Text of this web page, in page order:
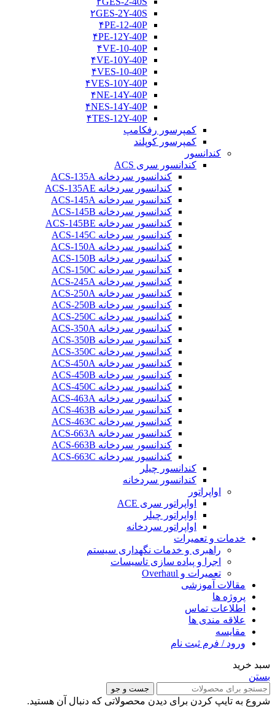
۲GES-2Y-40S
۴PE-12-40P
۴PE-12Y-40P
۴VE-10-40P
۴VE-10Y-40P
۴VES-10-40P
۴VES-10Y-40P
۴NE-14Y-40P
۴NES-14Y-40P
۴TES-12Y-40P
کمپرسور رفکامپ
کمپرسور کوپلند
کندانسور
کندانسور سری ACS
کندانسور سردخانه ACS-135A
کندانسور سردخانه ACS-135AE
کندانسور سردخانه ACS-145A
کندانسور سردخانه ACS-145B
کندانسور سردخانه ACS-145BE
کندانسور سردخانه ACS-145C
کندانسور سردخانه ACS-150A
کندانسور سردخانه ACS-150B
کندانسور سردخانه ACS-150C
کندانسور سردخانه ACS-245A
کندانسور سردخانه ACS-250A
کندانسور سردخانه ACS-250B
کندانسور سردخانه ACS-250C
کندانسور سردخانه ACS-350A
کندانسور سردخانه ACS-350B
کندانسور سردخانه ACS-350C
کندانسور سردخانه ACS-450A
کندانسور سردخانه ACS-450B
کندانسور سردخانه ACS-450C
کندانسور سردخانه ACS-463A
کندانسور سردخانه ACS-463B
کندانسور سردخانه ACS-463C
کندانسور سردخانه ACS-663A
کندانسور سردخانه ACS-663B
کندانسور سردخانه ACS-663C
کندانسور چیلر
کندانسور سردخانه
اواپراتور
اواپراتور سری ACE
اواپراتور چیلر
اواپراتور سردخانه
خدمات و تعمیرات
راهبری و خدمات نگهداری سیستم
اجرا و پیاده سازی تاسیسات
تعمیرات و Overhaul
مقالات آموزشی
پروژه ها
اطلاعات تماس
علاقه مندی ها
مقایسه
ورود / فرم ثبت نام
سبد خرید
بستن
جست و جو
شروع به تایپ کردن برای دیدن محصولاتی که دنبال آن هستید.